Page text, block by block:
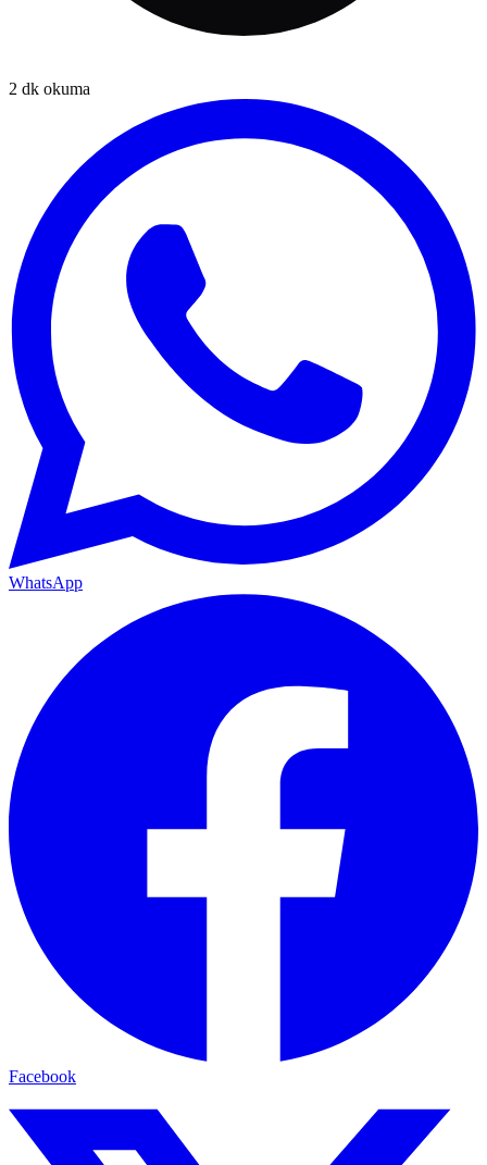
2 dk okuma
WhatsApp
Facebook